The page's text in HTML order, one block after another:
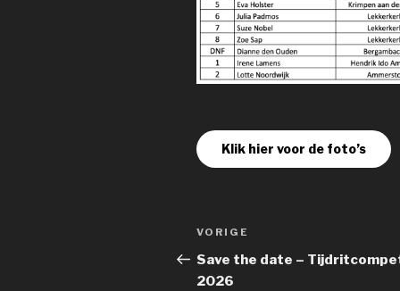
Klik hier voor de foto’s
Bericht
navigatie
Vorig
bericht
VORIGE
Save the date –
2026